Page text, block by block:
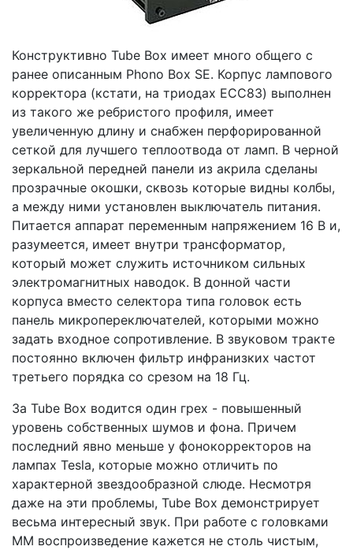
Конструктивно Tube Box имеет много общего с
ранее описанным Phono Box SE. Корпус лампового
корректора (кстати, на триодах ECC83) выполнен
из такого же ребристого профиля, имеет
увеличенную длину и снабжен перфорированной
сеткой для лучшего теплоотвода от ламп. В черной
зеркальной передней панели из акрила сделаны
прозрачные окошки, сквозь которые видны колбы,
а между ними установлен выключатель питания.
Питается аппарат переменным напряжением 16 В и,
разумеется, имеет внутри трансформатор,
который может служить источником сильных
электромагнитных наводок. В донной части
корпуса вместо селектора типа головок есть
панель микропереключателей, которыми можно
задать входное сопротивление. В звуковом тракте
постоянно включен фильтр инфранизких частот
третьего порядка со срезом на 18 Гц.
За Tube Box водится один грех - повышенный
уровень собственных шумов и фона. Причем
последний явно меньше у фонокорректоров на
лампах Tesla, которые можно отличить по
характерной звездообразной слюде. Несмотря
даже на эти проблемы, Tube Box демонстрирует
весьма интересный звук. При работе с головками
ММ воспроизведение кажется не столь чистым,